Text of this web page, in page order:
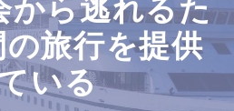
から逃れるた
旅行を提供
いる